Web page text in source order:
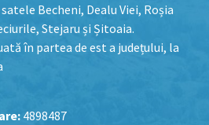
Becheni, Dealu Viei, Roșia
Stejaru și Șitoaia.
în partea de est a județului, la
4898487